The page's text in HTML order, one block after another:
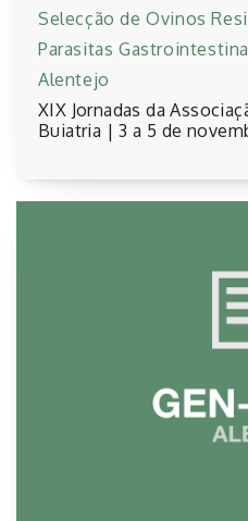
Selecção de Ovinos
Parasitas
Alentejo
XIX Jornadas da
Buiatria | 3 a 5 de